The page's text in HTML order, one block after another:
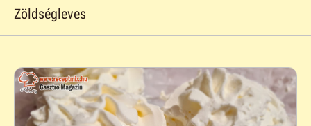
Zöldségleves